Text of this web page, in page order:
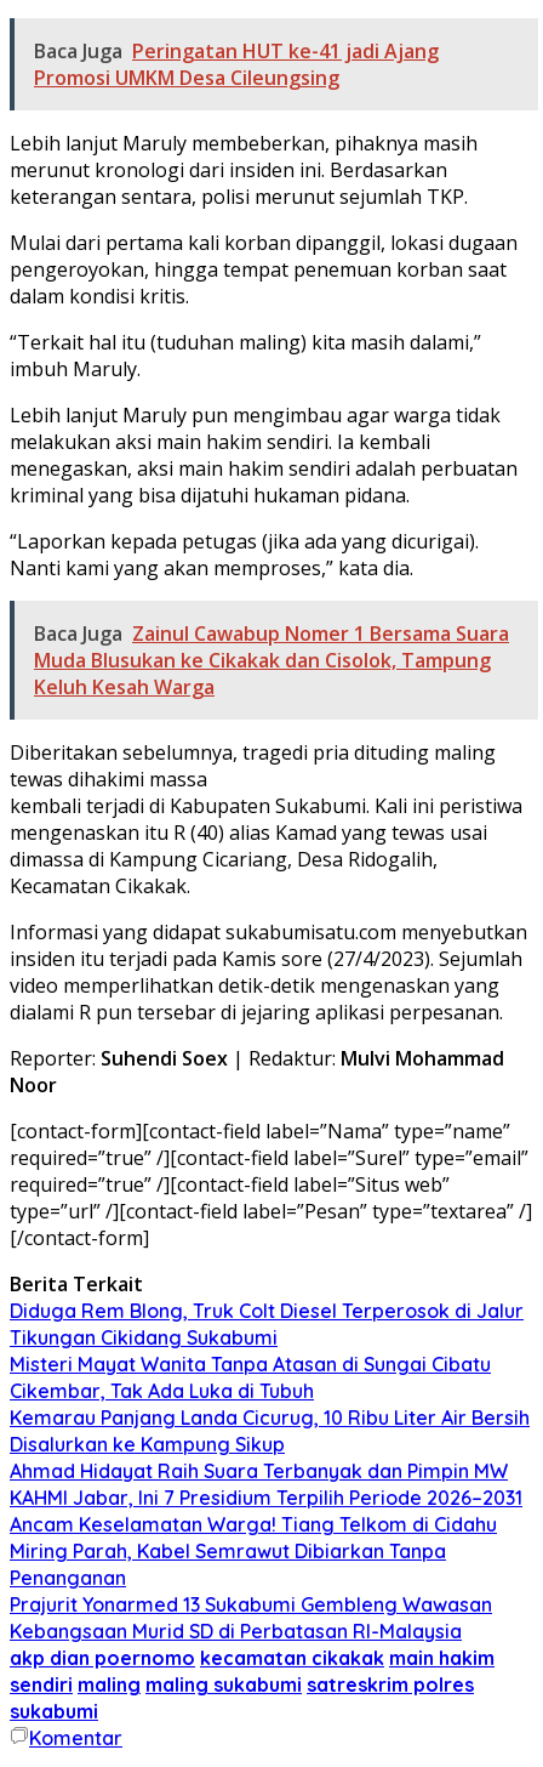
Baca Juga Peringatan HUT ke-41 jadi Ajang
Promosi UMKM Desa Cileungsing
Lebih lanjut Maruly membeberkan, pihaknya masih
merunut kronologi dari insiden ini. Berdasarkan
keterangan sentara, polisi merunut sejumlah TKP.
Mulai dari pertama kali korban dipanggil, lokasi dugaan
pengeroyokan, hingga tempat penemuan korban saat
dalam kondisi kritis.
“Terkait hal itu (tuduhan maling) kita masih dalami,”
imbuh Maruly.
Lebih lanjut Maruly pun mengimbau agar warga tidak
melakukan aksi main hakim sendiri. Ia kembali
menegaskan, aksi main hakim sendiri adalah perbuatan
kriminal yang bisa dijatuhi hukaman pidana.
“Laporkan kepada petugas (jika ada yang dicurigai).
Nanti kami yang akan memproses,” kata dia.
Baca Juga Zainul Cawabup Nomer 1 Bersama Suara
Muda Blusukan ke Cikakak dan Cisolok, Tampung
Keluh Kesah Warga
Diberitakan sebelumnya, tragedi pria dituding maling
tewas dihakimi massa
kembali terjadi di Kabupaten Sukabumi. Kali ini peristiwa
mengenaskan itu R (40) alias Kamad yang tewas usai
dimassa di Kampung Cicariang, Desa Ridogalih,
Kecamatan Cikakak.
Informasi yang didapat sukabumisatu.com menyebutkan
insiden itu terjadi pada Kamis sore (27/4/2023). Sejumlah
video memperlihatkan detik-detik mengenaskan yang
dialami R pun tersebar di jejaring aplikasi perpesanan.
Reporter: Suhendi Soex | Redaktur: Mulvi Mohammad
Noor
[contact-form][contact-field label=”Nama” type=”name”
required=”true” /][contact-field label=”Surel” type=”email”
required=”true” /][contact-field label=”Situs web”
type=”url” /][contact-field label=”Pesan” type=”textarea” /]
[/contact-form]
Berita Terkait
Diduga Rem Blong, Truk Colt Diesel Terperosok di Jalur
Tikungan Cikidang Sukabumi
Misteri Mayat Wanita Tanpa Atasan di Sungai Cibatu
Cikembar, Tak Ada Luka di Tubuh
Kemarau Panjang Landa Cicurug, 10 Ribu Liter Air Bersih
Disalurkan ke Kampung Sikup
Ahmad Hidayat Raih Suara Terbanyak dan Pimpin MW
KAHMI Jabar, Ini 7 Presidium Terpilih Periode 2026–2031
Ancam Keselamatan Warga! Tiang Telkom di Cidahu
Miring Parah, Kabel Semrawut Dibiarkan Tanpa
Penanganan
Prajurit Yonarmed 13 Sukabumi Gembleng Wawasan
Kebangsaan Murid SD di Perbatasan RI-Malaysia
akp dian poernomo kecamatan cikakak main hakim
sendiri maling maling sukabumi satreskrim polres
sukabumi
Komentar